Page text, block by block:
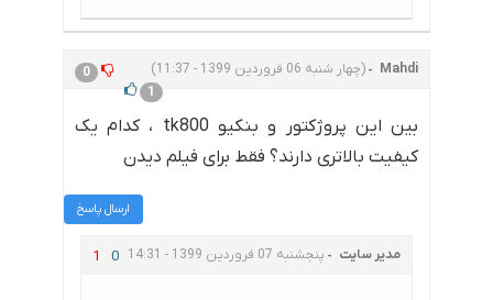
Mahdi (چهار شنبه 06 فروردین 1399 - 11:37)
0
1
بین این پروژکتور و بنکیو tk800 ، کدام یک
کیفیت بالاتری دارند؟ فقط برای فیلم دیدن
ارسال پاسخ
مدیر سایت پنجشنبه 07 فروردین 1399 - 14:31 1 0